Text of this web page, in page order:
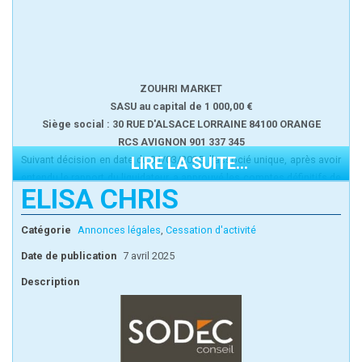
ZOUHRI MARKET
SASU au capital de 1 000,00 €
Siège social : 30 RUE D'ALSACE LORRAINE 84100 ORANGE
RCS AVIGNON 901 337 345
Suivant décision en date du 31/03/2025, l'associé unique, après avoir
entendu le rapport du liquidateur, a approuvé les comptes définitifs de
liquidation à compter du 31/03/2025.
Les comptes de liquidation seront déposés au greffe du Tribunal de
commerce d'Avignon
Le Liquidateur
LIRE LA SUITE...
ELISA CHRIS
Catégorie Annonces légales, Cessation d'activité
Date de publication 7 avril 2025
Description